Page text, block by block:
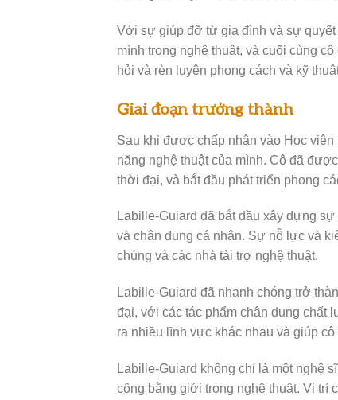
Với sự giúp đỡ từ gia đình và sự quyết
mình trong nghệ thuật, và cuối cùng
hỏi và rèn luyện phong cách và kỹ
Giai đoạn trưởng thành
Sau khi được chấp nhận vào Học
năng nghệ thuật của mình. Cô đã
thời đại, và bắt đầu phát triển phong
Labille-Guiard đã bắt đầu xây dựng
và chân dung cá nhân. Sự nỗ lực và
chúng và các nhà tài trợ nghệ thuật.
Labille-Guiard đã nhanh chóng trở
đại, với các tác phẩm chân dung chất
ra nhiều lĩnh vực khác nhau và giúp
Labille-Guiard không chỉ là một nghệ
công bằng giới trong nghệ thuật. Vị trí